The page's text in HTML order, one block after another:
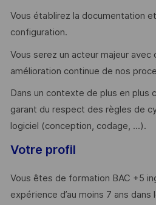
Vous établirez la documentation
configuration.
Vous serez un acteur majeur
amélioration continue de nos
Dans un contexte de plus en plus
garant du respect des règles de
logiciel (conception, codage, ...).
Votre profil
Vous êtes de formation BAC +5
expérience d’au moins 7 ans